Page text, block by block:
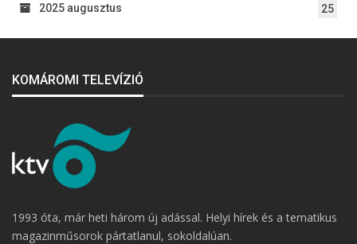
2025 augusztus 25
KOMÁROMI TELEVÍZIÓ
1993 óta, már heti három új adással. Helyi hírek és a tematikus
magazinműsorok pártatlanul, sokoldalúan.